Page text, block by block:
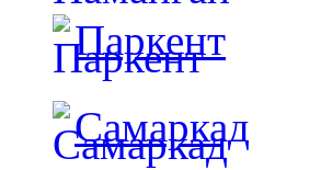
Паркент
Самаркад